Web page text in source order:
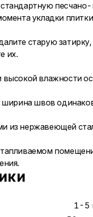
стандартную
укладки
старую
их.
высокой влажности
ширина швов
из нержавеющей
1-5